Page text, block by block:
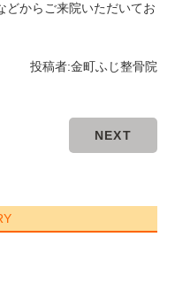
どからご来院いただいてお
投稿者:金町ふじ整骨院
NEXT